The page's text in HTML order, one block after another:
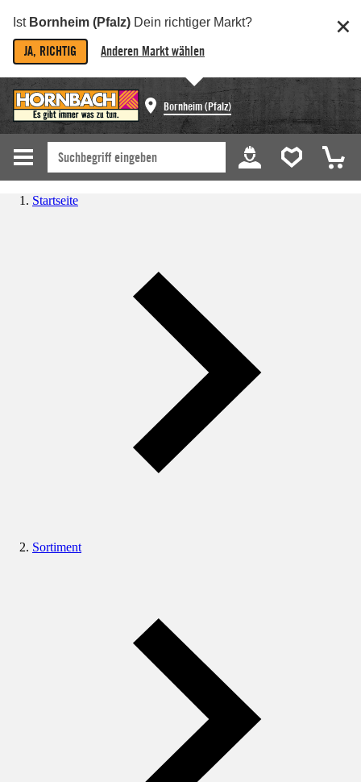
Ist Bornheim (Pfalz) Dein richtiger Markt?
JA, RICHTIG Anderen Markt wählen
Bornheim (Pfalz)
Startseite
Sortiment